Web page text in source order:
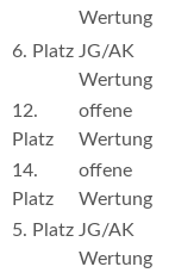
Wertung
6. Platz JG/AK
Wertung
12.
Platz
offene
Wertung
14.
Platz
offene
Wertung
5. Platz JG/AK
Wertung